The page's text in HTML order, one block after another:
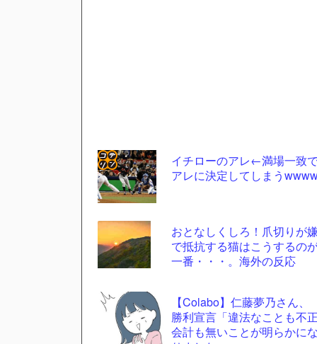
イチローのアレ←満場一致
アレに決定してしまう
おとなしくしろ！爪切りが嫌
で抵抗する猫はこうするの
一番・・・。海外の反応
【Colabo】仁藤夢乃さん、
勝利宣言「違法なことも不正
会計も無いことが明らかにな
コテ
リン
- 固
定リ
ンク
更新